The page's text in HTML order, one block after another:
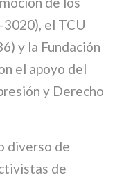
el TCU
y la Fundación
el apoyo del
y Derecho
diverso de
de